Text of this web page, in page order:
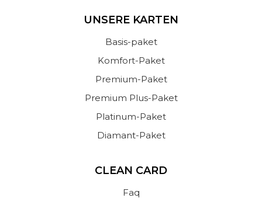
UNSERE KARTEN
Basis-paket
Komfort-Paket
Premium-Paket
Premium Plus-Paket
Platinum-Paket
Diamant-Paket
CLEAN CARD
Faq